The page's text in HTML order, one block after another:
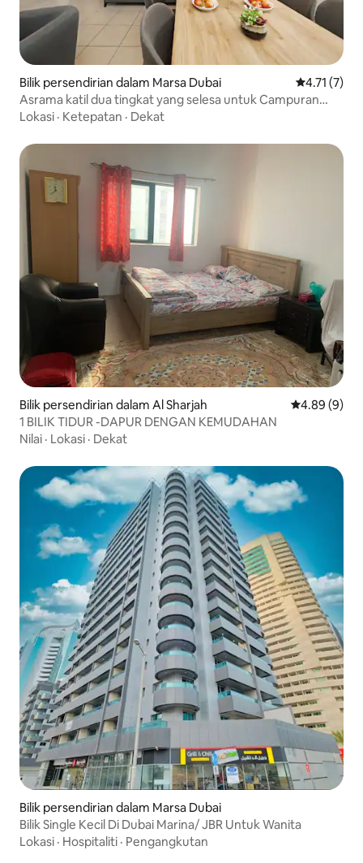
Bilik persendirian dalam Marsa Dubai Penarafan
4.71 (7)
Asrama katil dua tingkat yang selesa untuk Campuran
(RM)
Lokasi · Ketepatan · Dekat
Bilik persendirian dalam Al Sharjah Penarafan
4.89 (9)
1 BILIK TIDUR -DAPUR DENGAN KEMUDAHAN
Nilai · Lokasi · Dekat
Bilik persendirian dalam Marsa Dubai
Bilik Single Kecil Di Dubai Marina/ JBR Untuk Wanita
Lokasi · Hospitaliti · Pengangkutan